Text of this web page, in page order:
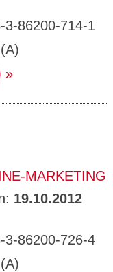
3-86200-714-1
MARKETING
19.10.2012
3-86200-726-4